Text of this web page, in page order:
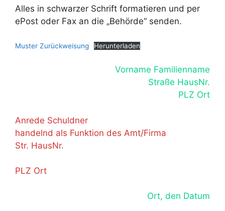
Alles in schwarzer Schrift formatieren und per
ePost oder Fax an die „Behörde“ senden.
Muster Zurückweisung Herunterladen
Vorname Familienname
Straße HausNr.
PLZ Ort
Anrede Schuldner
handelnd als Funktion des Amt/Firma
Str. HausNr.
PLZ Ort
Ort, den Datum